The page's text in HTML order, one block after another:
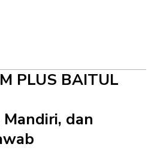
PLUS BAITUL
dan